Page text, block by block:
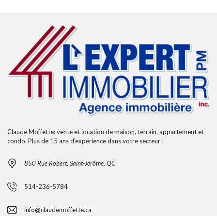
Claude Moffette: vente et location de maison, terrain, appartement et
condo. Plus de 15 ans d'expérience dans votre secteur !
850 Rue Robert, Saint-Jérôme, QC
514-236-5784
info@claudemoffette.ca